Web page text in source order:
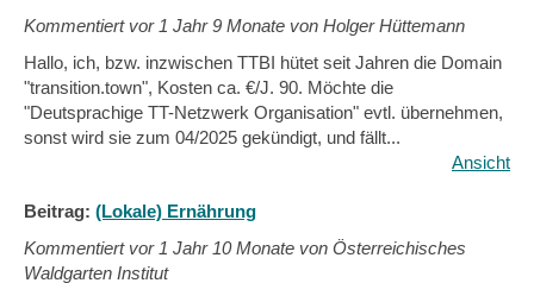
Kommentiert vor 1 Jahr 9 Monate von Holger Hüttemann
Hallo, ich, bzw. inzwischen TTBI hütet seit Jahren die Domain
"transition.town", Kosten ca. €/J. 90. Möchte die
"Deutsprachige TT-Netzwerk Organisation" evtl. übernehmen,
sonst wird sie zum 04/2025 gekündigt, und fällt...
Ansicht
Beitrag: (Lokale) Ernährung
Kommentiert vor 1 Jahr 10 Monate von Österreichisches
Waldgarten Institut